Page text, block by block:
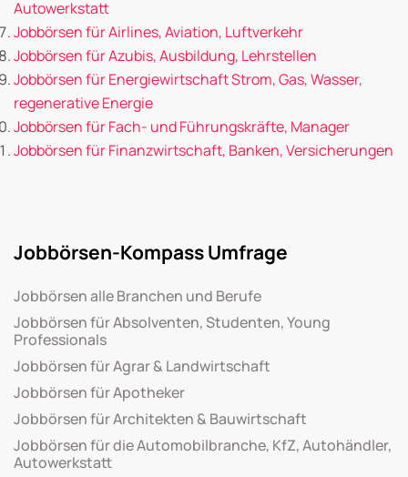
Autowerkstatt
Jobbörsen für Airlines, Aviation, Luftverkehr
Jobbörsen für Azubis, Ausbildung, Lehrstellen
Jobbörsen für Energiewirtschaft Strom, Gas, Wasser,
regenerative Energie
Jobbörsen für Fach- und Führungskräfte, Manager
Jobbörsen für Finanzwirtschaft, Banken, Versicherungen
Jobbörsen-Kompass Umfrage
Jobbörsen alle Branchen und Berufe
Jobbörsen für Absolventen, Studenten, Young
Professionals
Jobbörsen für Agrar & Landwirtschaft
Jobbörsen für Apotheker
Jobbörsen für Architekten & Bauwirtschaft
Jobbörsen für die Automobilbranche, KfZ, Autohändler,
Autowerkstatt